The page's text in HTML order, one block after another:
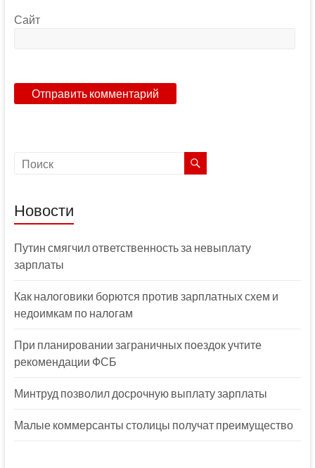
Сайт
Новости
Путин смягчил ответственность за невыплату
зарплаты
Как налоговики борются против зарплатных схем и
недоимкам по налогам
При планировании заграничных поездок учтите
рекомендации ФСБ
Минтруд позволил досрочную выплату зарплаты
Малые коммерсанты столицы получат преимущество